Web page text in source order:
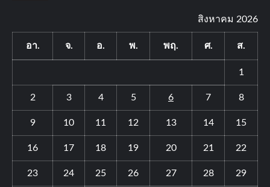
สิงหาคม 2026
อา. จ. อ. พ. พฤ. ศ. ส.
1
2 3 4 5 6 7 8
9 10 11 12 13 14 15
16 17 18 19 20 21 22
23 24 25 26 27 28 29